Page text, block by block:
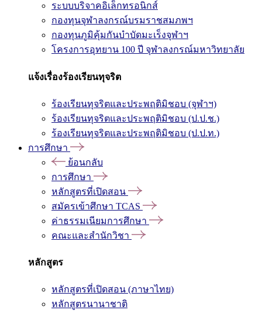
ระบบบริจาคอิเล็กทรอนิกส์
กองทุนจุฬาลงกรณ์บรมราชสมภพฯ
กองทุนภูมิคุ้มกันบำบัดมะเร็งจุฬาฯ
โครงการอุทยาน 100 ปี จุฬาลงกรณ์มหาวิทยาลัย
แจ้งเรื่องร้องเรียนทุจริต
ร้องเรียนทุจริตและประพฤติมิชอบ (จุฬาฯ)
ร้องเรียนทุจริตและประพฤติมิชอบ (ป.ป.ช.)
ร้องเรียนทุจริตและประพฤติมิชอบ (ป.ป.ท.)
การศึกษา
ย้อนกลับ
การศึกษา
หลักสูตรที่เปิดสอน
สมัครเข้าศึกษา TCAS
ค่าธรรมเนียมการศึกษา
คณะและสำนักวิชา
หลักสูตร
หลักสูตรที่เปิดสอน (ภาษาไทย)
หลักสูตรนานาชาติ